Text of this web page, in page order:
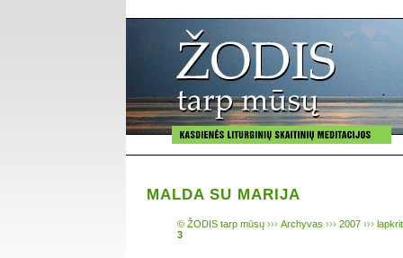
MALDA SU MARIJA
© ŽODIS tarp mūsų ››› Archyvas ››› 2007 ›››
3